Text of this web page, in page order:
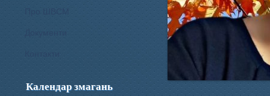
Про ШВСМ
Документи
Календар змагань